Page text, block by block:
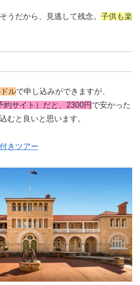
うだから、見逃して残念。 子供も楽
ルで申し込みができますが、
約サイト）だと、2300円 で安かった
むと良いと思います。
きツアー